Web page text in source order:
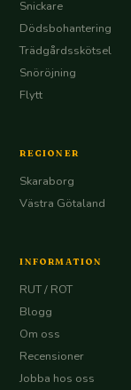
Snickare
Dödsbohantering
Trädgårdsskötsel
Snöröjning
Flytt
REGIONER
Skaraborg
Västra Götaland
INFORMATION
RUT / ROT
Blogg
Om oss
Recensioner
Jobba hos oss